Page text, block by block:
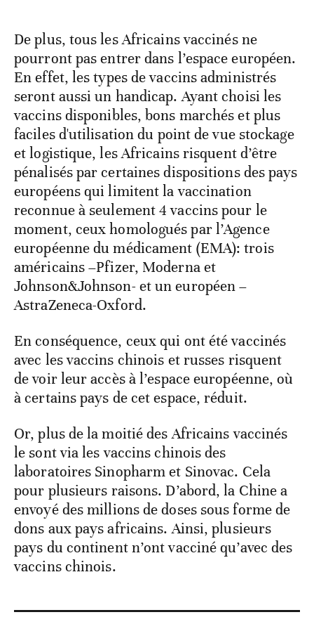
De plus, tous les Africains vaccinés ne
pourront pas entrer dans l’espace européen.
En effet, les types de vaccins administrés
seront aussi un handicap. Ayant choisi les
vaccins disponibles, bons marchés et plus
faciles d'utilisation du point de vue stockage
et logistique, les Africains risquent d’être
pénalisés par certaines dispositions des pays
européens qui limitent la vaccination
reconnue à seulement 4 vaccins pour le
moment, ceux homologués par l’Agence
européenne du médicament (EMA): trois
américains –Pfizer, Moderna et
Johnson&Johnson- et un européen –
AstraZeneca-Oxford.
En conséquence, ceux qui ont été vaccinés
avec les vaccins chinois et russes risquent
de voir leur accès à l’espace européenne, où
à certains pays de cet espace, réduit.
Or, plus de la moitié des Africains vaccinés
le sont via les vaccins chinois des
laboratoires Sinopharm et Sinovac. Cela
pour plusieurs raisons. D’abord, la Chine a
envoyé des millions de doses sous forme de
dons aux pays africains. Ainsi, plusieurs
pays du continent n’ont vacciné qu’avec des
vaccins chinois.